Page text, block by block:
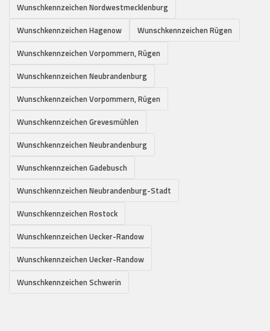
Wunschkennzeichen Nordwestmecklenburg
Wunschkennzeichen Hagenow
Wunschkennzeichen Rügen
Wunschkennzeichen Vorpommern, Rügen
Wunschkennzeichen Neubrandenburg
Wunschkennzeichen Vorpommern, Rügen
Wunschkennzeichen Grevesmühlen
Wunschkennzeichen Neubrandenburg
Wunschkennzeichen Gadebusch
Wunschkennzeichen Neubrandenburg-Stadt
Wunschkennzeichen Rostock
Wunschkennzeichen Uecker-Randow
Wunschkennzeichen Uecker-Randow
Wunschkennzeichen Schwerin